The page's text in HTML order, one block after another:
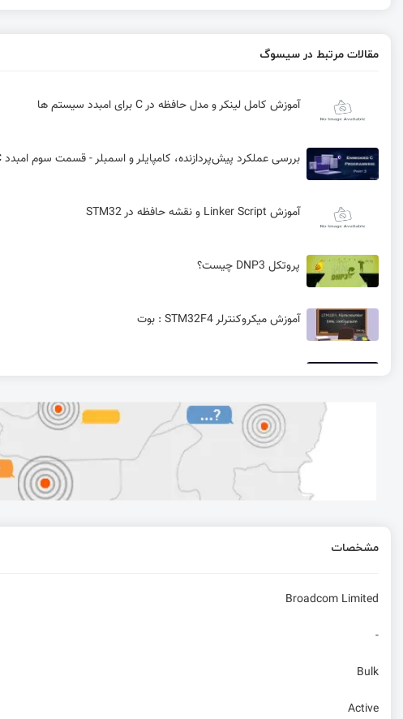
مقالات مرتبط در سیسوگ
آموزش کامل لینکر و مدل حافظه در C برای امبدد سیستم ها
بررسی عملکرد پیش‌پردازنده، کامپایلر و اسمبلر - قسمت سوم امبدد C
آموزش Linker Script و نقشه حافظه در STM32
پروتکل DNP3 چیست؟
آموزش میکروکنترلر STM32F4 : بوت
نمایش مکمل دو دراعداد صحیح با علامت (Two’s Complement)
برنامه نویسی میکروکنترلر را به صورت حرفه ای بیاموزیم
مشخصات
Broadcom Limited
-
Bulk
Active